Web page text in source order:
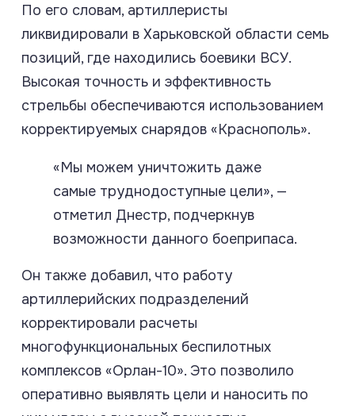
По его словам, артиллеристы
ликвидировали в Харьковской области семь
позиций, где находились боевики ВСУ.
Высокая точность и эффективность
стрельбы обеспечиваются использованием
корректируемых снарядов «Краснополь».
«Мы можем уничтожить даже
самые труднодоступные цели», —
отметил Днестр, подчеркнув
возможности данного боеприпаса.
Он также добавил, что работу
артиллерийских подразделений
корректировали расчеты
многофункциональных беспилотных
комплексов «Орлан-10». Это позволило
оперативно выявлять цели и наносить по